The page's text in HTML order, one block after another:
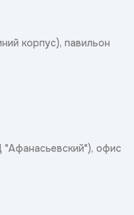
корпус), павильон
офис